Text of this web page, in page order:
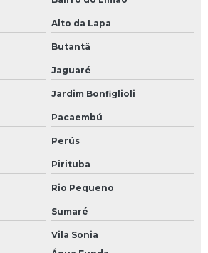
Alto da Lapa
Butantã
Jaguaré
Jardim Bonfiglioli
Pacaembú
Perús
Pirituba
Rio Pequeno
Sumaré
Vila Sonia